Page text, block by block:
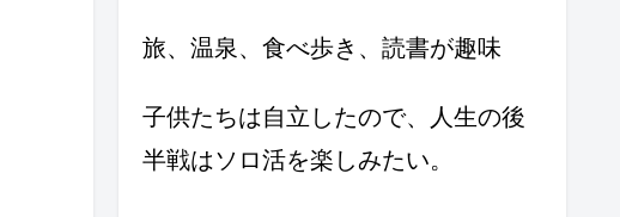
旅、温泉、食べ歩き、読書が趣味
子供たちは自立したので、人生の後
半戦はソロ活を楽しみたい。